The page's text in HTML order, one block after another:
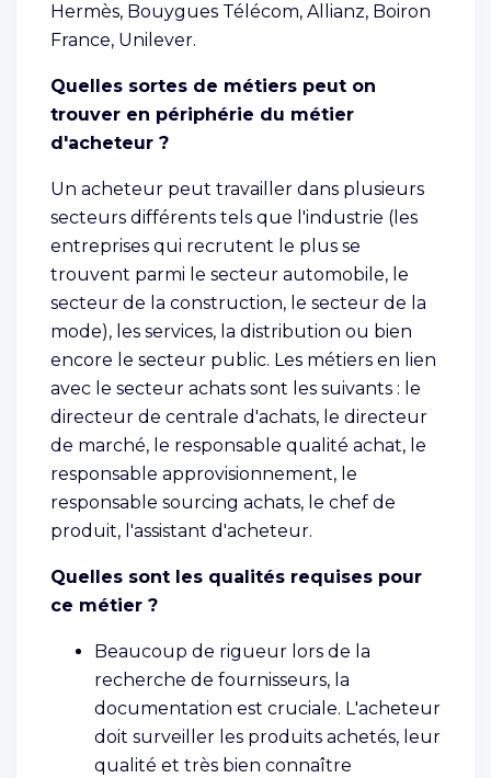
Hermès, Bouygues Télécom, Allianz, Boiron
France, Unilever.
Quelles sortes de métiers peut on
trouver en périphérie du métier
d'acheteur ?
Un acheteur peut travailler dans plusieurs
secteurs différents tels que l'industrie (les
entreprises qui recrutent le plus se
trouvent parmi le secteur automobile, le
secteur de la construction, le secteur de la
mode), les services, la distribution ou bien
encore le secteur public. Les métiers en lien
avec le secteur achats sont les suivants : le
directeur de centrale d'achats, le directeur
de marché, le responsable qualité achat, le
responsable approvisionnement, le
responsable sourcing achats, le chef de
produit, l'assistant d'acheteur.
Quelles sont les qualités requises pour
ce métier ?
Beaucoup de rigueur lors de la
recherche de fournisseurs, la
documentation est cruciale. L'acheteur
doit surveiller les produits achetés, leur
qualité et très bien connaître